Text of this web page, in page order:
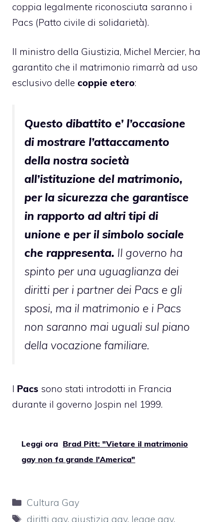
coppia legalmente riconosciuta saranno i
Pacs (Patto civile di solidarietà).
Il ministro della Giustizia, Michel Mercier, ha
garantito che il matrimonio rimarrà ad uso
esclusivo delle coppie etero:
Questo dibattito e’ l’occasione
di mostrare l’attaccamento
della nostra società
all’istituzione del matrimonio,
per la sicurezza che garantisce
in rapporto ad altri tipi di
unione e per il simbolo sociale
che rappresenta. Il governo ha
spinto per una uguaglianza dei
diritti per i partner dei Pacs e gli
sposi, ma il matrimonio e i Pacs
non saranno mai uguali sul piano
della vocazione familiare.
I Pacs sono stati introdotti in Francia
durante il governo Jospin nel 1999.
Leggi ora Brad Pitt: "Vietare il matrimonio
gay non fa grande l'America"
Categorie
Cultura Gay
Tag
diritti gay, giustizia gay, legge gay,